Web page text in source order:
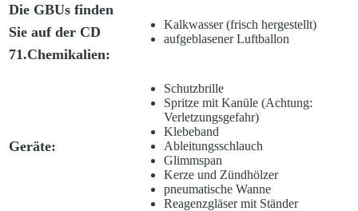
Die GBUs finden
Sie auf der CD
71.Chemikalien:
Kalkwasser (frisch hergestellt)
aufgeblasener Luftballon
Geräte:
Schutzbrille
Spritze mit Kanüle (Achtung:
Verletzungsgefahr)
Klebeband
Ableitungsschlauch
Glimmspan
Kerze und Zündhölzer
pneumatische Wanne
Reagenzgläser mit Ständer